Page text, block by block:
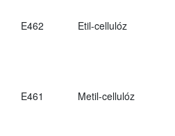
E462 Etil-cellulóz
E461 Metil-cellulóz